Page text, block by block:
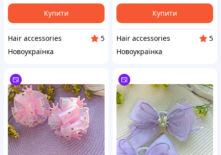
Купити
Hair accessories
5
Новоукраїнка
Купити
Hair accessories
5
Новоукраїнка